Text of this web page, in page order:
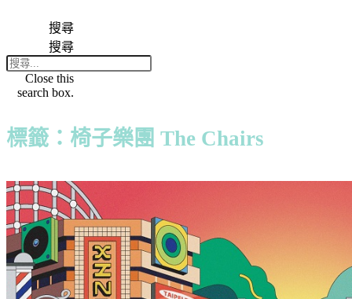
搜尋
搜尋
Close this
search box.
標籤：椅子樂團 The Chairs